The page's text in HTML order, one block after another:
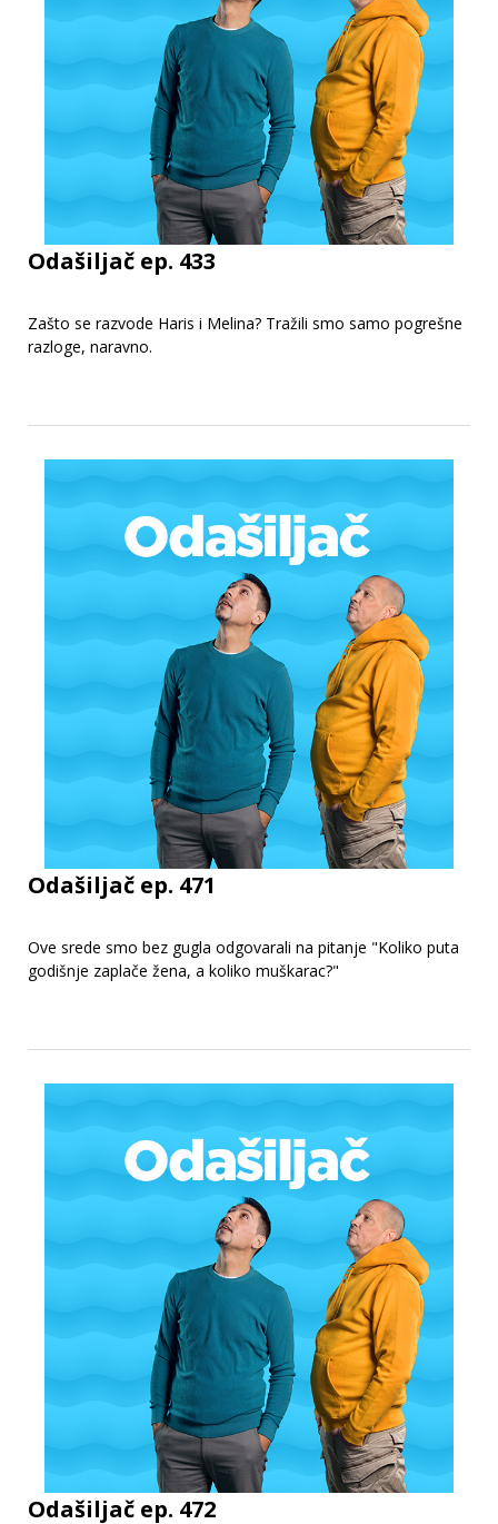
Odašiljač ep. 433
Zašto se razvode Haris i Melina? Tražili smo samo pogrešne
razloge, naravno.
Odašiljač ep. 471
Ove srede smo bez gugla odgovarali na pitanje "Koliko puta
godišnje zaplače žena, a koliko muškarac?"
Odašiljač ep. 472